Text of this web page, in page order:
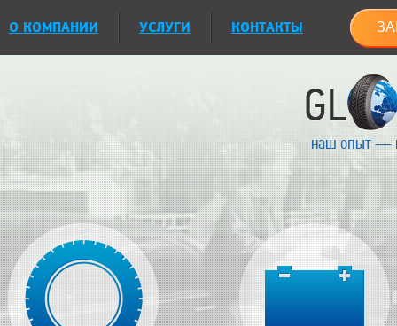
О КОМПАНИИ УСЛУГИ КОНТАКТЫ
наш опыт —